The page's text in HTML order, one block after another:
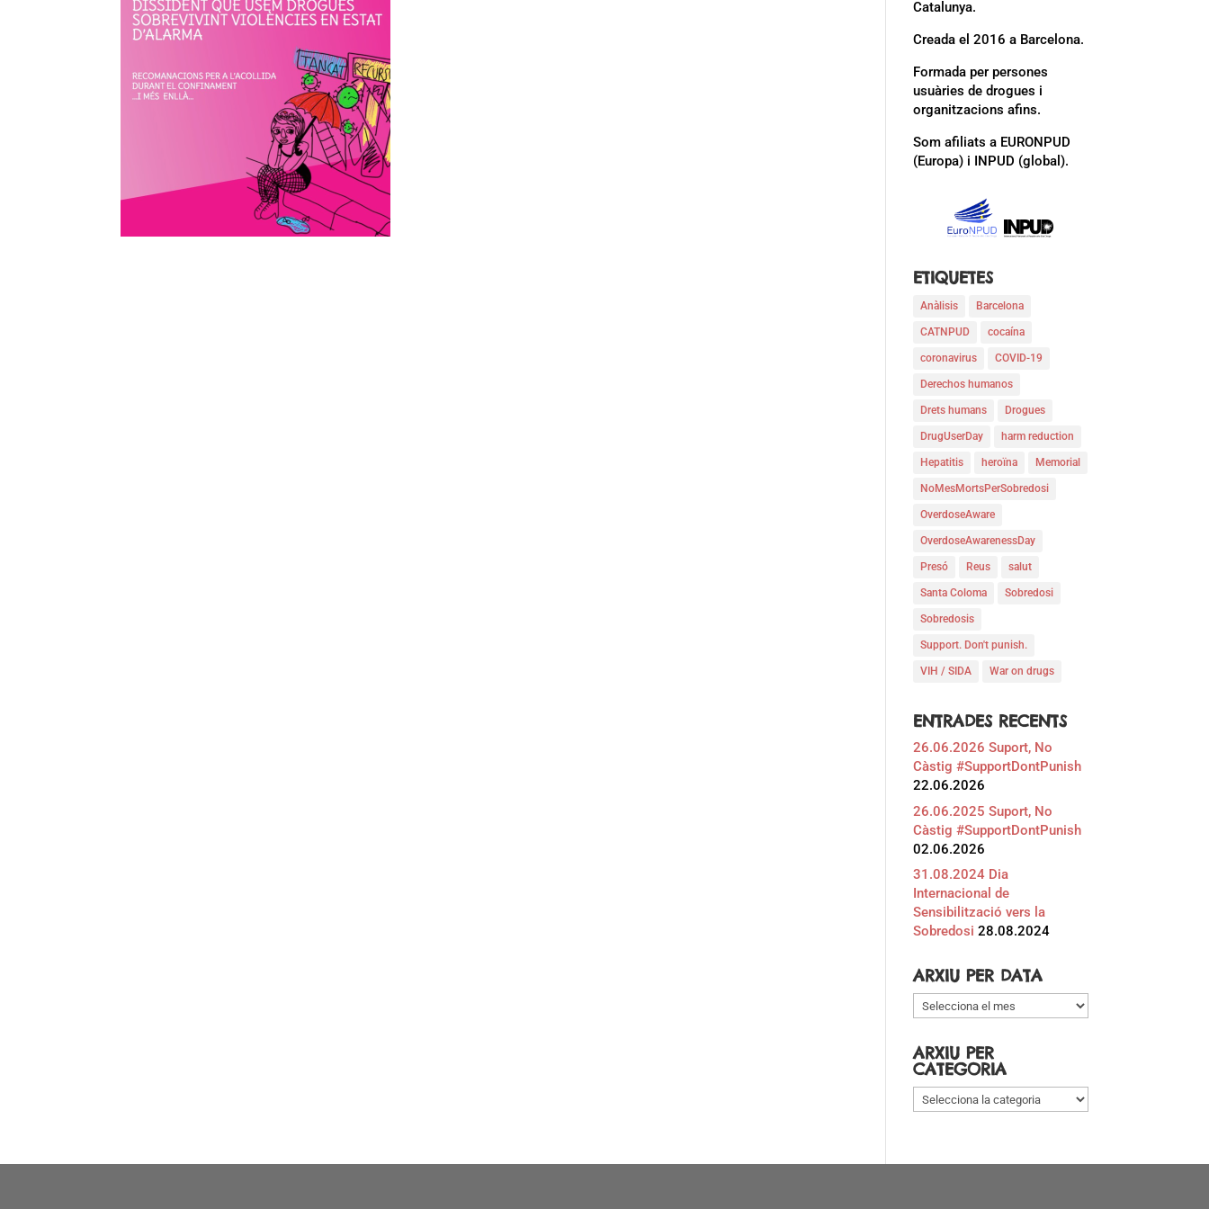
Catalunya.
Creada el 2016 a Barcelona.
Formada per persones
usuàries de drogues i
organitzacions afins.
Som afiliats a EURONPUD
(Europa) i INPUD (global).
ETIQUETES
Anàlisis Barcelona
CATNPUD cocaína
coronavirus COVID-19
Derechos humanos
Drets humans Drogues
DrugUserDay harm reduction
Hepatitis heroïna Memorial
NoMesMortsPerSobredosi
OverdoseAware
OverdoseAwarenessDay
Presó Reus salut
Santa Coloma Sobredosi
Sobredosis
Support. Don't punish.
VIH / SIDA War on drugs
ENTRADES RECENTS
26.06.2026 Suport, No
Càstig #SupportDontPunish
22.06.2026
26.06.2025 Suport, No
Càstig #SupportDontPunish
02.06.2026
31.08.2024 Dia
Internacional de
Sensibilització vers la
Sobredosi 28.08.2024
ARXIU PER DATA
Arxiu
per
ARXIU PER
CATEGORIA
Arxiu
per